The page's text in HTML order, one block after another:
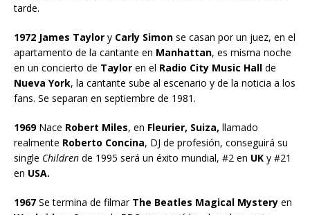
tarde.
1972 James Taylor y Carly Simon se casan por un juez, en el
apartamento de la cantante en Manhattan, es misma noche
en un concierto de Taylor en el Radio City Music Hall de
Nueva York, la cantante sube al escenario y de la noticia a los
fans. Se separan en septiembre de 1981.
1969Nace Robert Miles, en Fleurier, Suiza, llamado
realmente Roberto Concina, DJ de profesión, conseguirá su
single Children de 1995 será un éxito mundial, #2 en UK y #21
en USA.
1967 Se termina de filmar The Beatles Magical Mystery en